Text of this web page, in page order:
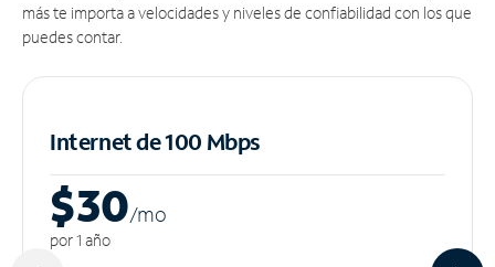
más te importa a velocidades y niveles de confiabilidad con los que
puedes contar.
Internet de 100 Mbps
$30/mo
por 1 año